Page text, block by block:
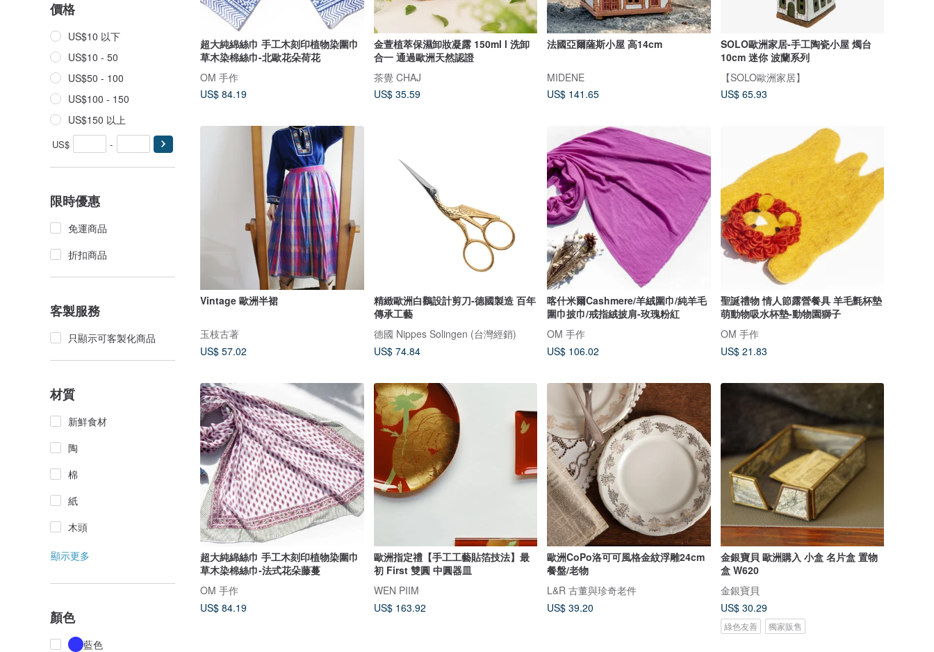
價格
US$10 以下
US$10 - 50
US$50 - 100
US$100 - 150
US$150 以上
US$ -
限時優惠
免運商品
折扣商品
客製服務
只顯示可客製化商品
材質
新鮮食材
陶
棉
紙
木頭
顯示更多
顏色
藍色
超大純綿絲巾 手工木刻印植物染圍巾
草木染棉絲巾-北歐花朵荷花
OM 手作
US$ 84.19
金萱植萃保濕卸妝凝露 150ml l 洗卸
合一 通過歐洲天然認證
茶覺 CHAJ
US$ 35.59
法國亞爾薩斯小屋 高14cm
MIDENE
US$ 141.65
SOLO歐洲家居-手工陶瓷小屋 燭台
10cm 迷你 波蘭系列
【SOLO歐洲家居】
US$ 65.93
Vintage 歐洲半裙
玉枝古著
US$ 57.02
精緻歐洲白鸛設計剪刀-德國製造 百年
傳承工藝
德國 Nippes Solingen (台灣經銷)
US$ 74.84
喀什米爾Cashmere/羊絨圍巾/純羊毛
圍巾披巾/戒指絨披肩-玫瑰粉紅
OM 手作
US$ 106.02
聖誕禮物 情人節露營餐具 羊毛氈杯墊
萌動物吸水杯墊-動物園獅子
OM 手作
US$ 21.83
超大純綿絲巾 手工木刻印植物染圍巾
草木染棉絲巾-法式花朵藤蔓
OM 手作
US$ 84.19
歐洲指定禮【手工工藝貼箔技法】最
初 First 雙圓 中圓器皿
WEN PIIM
US$ 163.92
歐洲CoPo洛可可風格金紋浮雕24cm
餐盤/老物
L&R 古董與珍奇老件
US$ 39.20
金銀寶貝 歐洲購入 小盒 名片盒 置物
盒 W620
金銀寶貝
US$ 30.29
綠色友善 獨家販售